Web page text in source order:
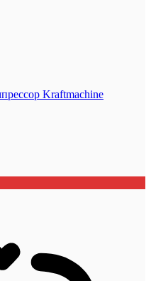
Kraftmaсhine